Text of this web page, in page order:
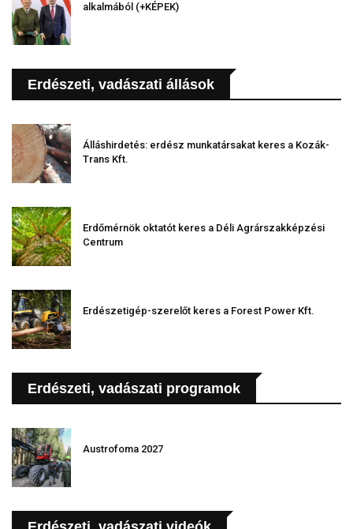
alkalmából (+KÉPEK)
Erdészeti, vadászati állások
Álláshirdetés: erdész munkatársakat keres a Kozák-
Trans Kft.
Erdőmérnök oktatót keres a Déli Agrárszakképzési
Centrum
Erdészetigép-szerelőt keres a Forest Power Kft.
Erdészeti, vadászati programok
Austrofoma 2027